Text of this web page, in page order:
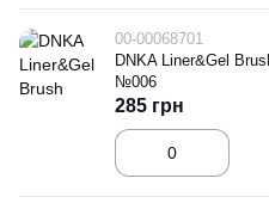
00-00068701
DNKA Liner&Gel
№006
285 грн